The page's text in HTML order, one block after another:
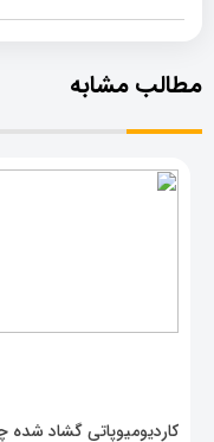
مطالب مشابه
کاردیومیوپاتی گشاد